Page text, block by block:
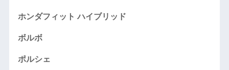
ホンダフィット ハイブリッド
ボルボ
ポルシェ